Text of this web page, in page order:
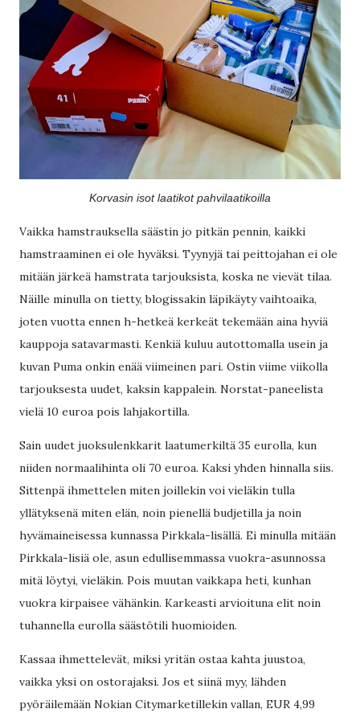
Korvasin isot laatikot pahvilaatikoilla
Vaikka hamstrauksella säästin jo pitkän pennin, kaikki
hamstraaminen ei ole hyväksi. Tyynyjä tai peittojahan ei ole
mitään järkeä hamstrata tarjouksista, koska ne vievät tilaa.
Näille minulla on tietty, blogissakin läpikäyty vaihtoaika,
joten vuotta ennen h-hetkeä kerkeät tekemään aina hyviä
kauppoja satavarmasti. Kenkiä kuluu autottomalla usein ja
kuvan Puma onkin enää viimeinen pari. Ostin viime viikolla
tarjouksesta uudet, kaksin kappalein. Norstat-paneelista
vielä 10 euroa pois lahjakortilla.
Sain uudet juoksulenkkarit laatumerkiltä 35 eurolla, kun
niiden normaalihinta oli 70 euroa. Kaksi yhden hinnalla siis.
Sittenpä ihmettelen miten joillekin voi vieläkin tulla
yllätyksenä miten elän, noin pienellä budjetilla ja noin
hyvämaineisessa kunnassa Pirkkala-lisällä. Ei minulla mitään
Pirkkala-lisiä ole, asun edullisemmassa vuokra-asunnossa
mitä löytyi, vieläkin. Pois muutan vaikkapa heti, kunhan
vuokra kirpaisee vähänkin. Karkeasti arvioituna elit noin
tuhannella eurolla säästötili huomioiden.
Kassaa ihmettelevät, miksi yritän ostaa kahta juustoa,
vaikka yksi on ostorajaksi. Jos et siinä myy, lähden
pyöräilemään Nokian Citymarketillekin vallan, EUR 4,99